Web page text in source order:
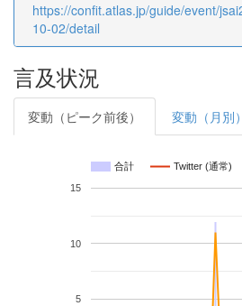
https://confit.atlas.jp/guide/event/
10-02/detail
言及状況
変動（ピーク前後） 変動（月別）
合計 Twitter (通常)
5
10
15